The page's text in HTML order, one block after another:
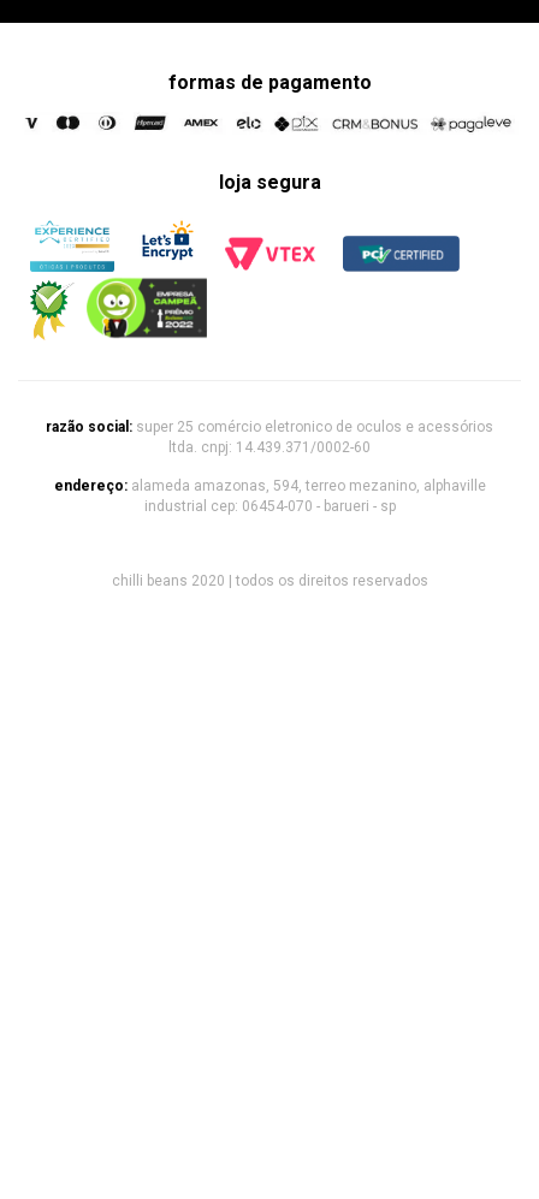
formas de pagamento
loja segura
razão social: super 25 comércio eletronico de oculos e acessórios
ltda. cnpj: 14.439.371/0002-60
endereço: alameda amazonas, 594, terreo mezanino, alphaville
industrial cep: 06454-070 - barueri - sp
chilli beans 2020 | todos os direitos reservados